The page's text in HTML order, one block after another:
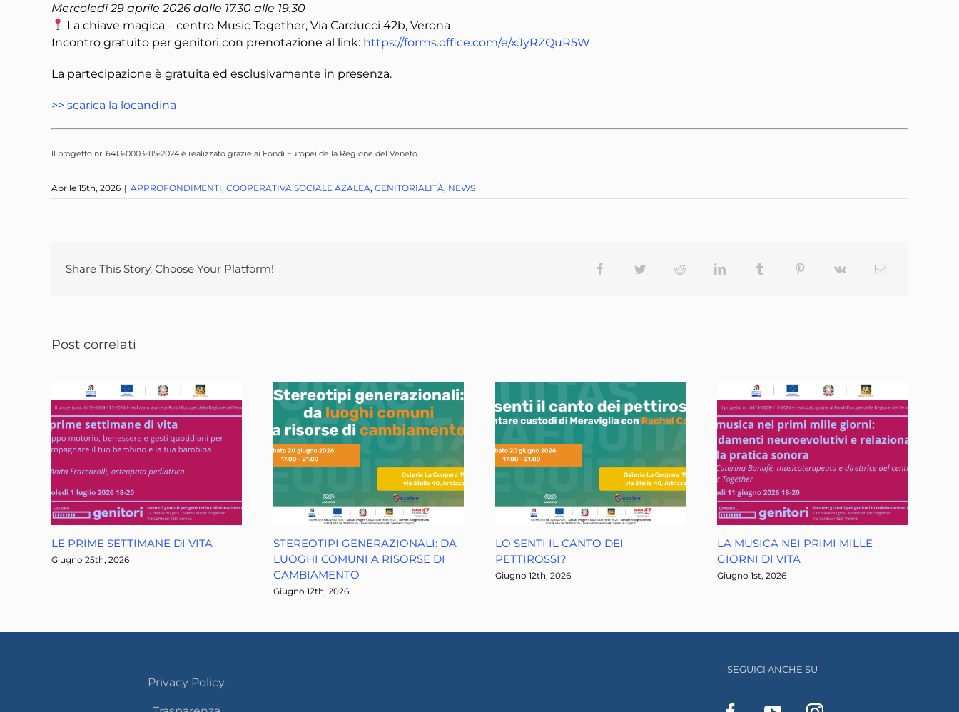
Mercoledì 29 aprile 2026 dalle 17.30 alle 19.30
La chiave magica – centro Music Together, Via Carducci 42b, Verona
Incontro gratuito per genitori con prenotazione al link: https://forms.office.com/e/xJyRZQuR5W
La partecipazione è gratuita ed esclusivamente in presenza.
>> scarica la locandina
Il progetto nr. 6413-0003-115-2024 è realizzato grazie ai Fondi Europei della Regione del Veneto.
Aprile 15th, 2026 | APPROFONDIMENTI, COOPERATIVA SOCIALE AZALEA, GENITORIALITÀ, NEWS
Share This Story, Choose Your Platform! Facebook Twitter Reddit LinkedIn Tumblr PinterestVk Email
Post correlati
LE PRIME SETTIMANE DI VITA
Giugno 25th, 2026
STEREOTIPI GENERAZIONALI: DA
LUOGHI COMUNI A RISORSE DI
CAMBIAMENTO
Giugno 12th, 2026
LO SENTI IL CANTO DEI
PETTIROSSI?
Giugno 12th, 2026
LA MUSICA NEI PRIMI MILLE
GIORNI DI VITA
Giugno 1st, 2026
Privacy Policy
SEGUICI ANCHE SU